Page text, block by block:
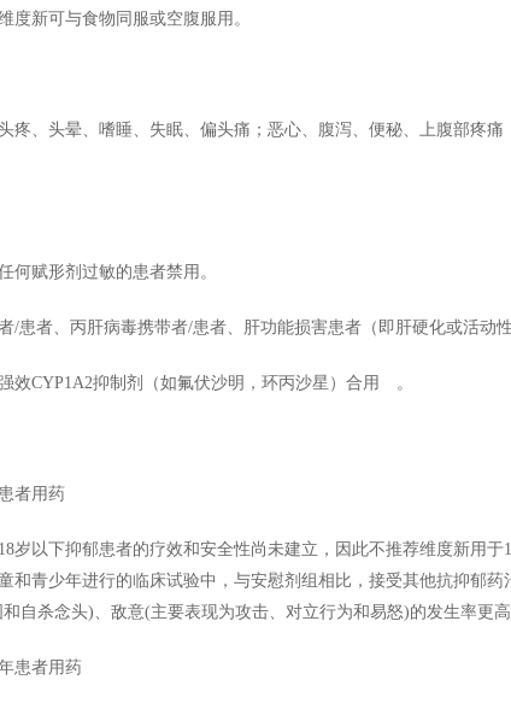
新可与食物同服或空腹服用。
疼、头晕、嗜睡、失眠、偏头痛；恶心、腹泻、便秘、上腹部疼痛
何赋形剂过敏的患者禁用。
/患者、丙肝病毒携带者/患者、肝功能损害患者（即肝硬化或活动
效CYP1A2抑制剂（如氟伏沙明，环丙沙星）合用 。
者用药
岁以下抑郁患者的疗效和安全性尚未建立，因此不推荐维度新用于
和青少年进行的临床试验中，与安慰剂组相比，接受其他抗抑郁药
自杀念头)、敌意(主要表现为攻击、对立行为和易怒)的发生率更
患者用药